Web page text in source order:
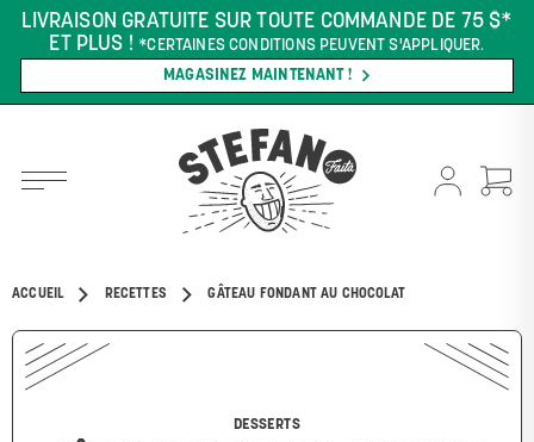
LIVRAISON GRATUITE SUR TOUTE COMMANDE DE 75 $*
ET PLUS ! *CERTAINES CONDITIONS PEUVENT S'APPLIQUER.
MAGASINEZ MAINTENANT !
ACCUEIL RECETTES GÂTEAU FONDANT AU CHOCOLAT
DESSERTS